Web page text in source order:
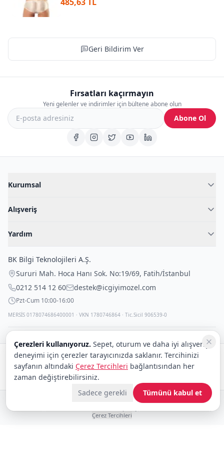
Geri Bildirim Ver
Fırsatları kaçırmayın
Yeni gelenler ve indirimler için bültene abone olun
Abone Ol
Kurumsal
Blog
İç Giyim Rehberi
Alışveriş
Fantazi İç Giyim
Çocuk İç Giyim
Outlet Fırsatları
Yardım
İade Politikası
Gizli Paketleme
BK Bilgi Teknolojileri A.Ş.
Sururi Mah. Hoca Hanı Sok. No:19/69, Fatih/İstanbul
0212 514 12 60
destek@icgiyimozel.com
Pzt-Cum 10:00-16:00
MERSİS 0178074686400001 · VKN 1780746864 · Tic.Sicil 906539-0
Güvenli alışveriş:
Kargo:
© 2008–2026 BK Bilgi Teknolojileri ve Ticaret A.Ş.
Çerez Tercihleri
Çerezleri kullanıyoruz. Sepet, oturum ve daha iyi alışveriş
deneyimi için çerezler tarayıcınızda saklanır. Tercihinizi
sayfanın altındaki Çerez Tercihleri bağlantısından her
zaman değiştirebilirsiniz.
Sadece gerekli
Tümünü kabul et